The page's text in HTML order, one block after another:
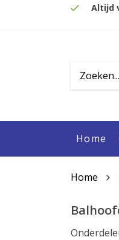
Altijd
Home
Home